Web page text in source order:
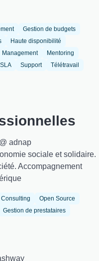
Gestion de budgets
Haute disponibilité
Management
Mentoring
SLA Support
Télétravail
adnap
sociale et solidaire.
Accompagnement
Consulting
Open Source
Gestion de prestataires